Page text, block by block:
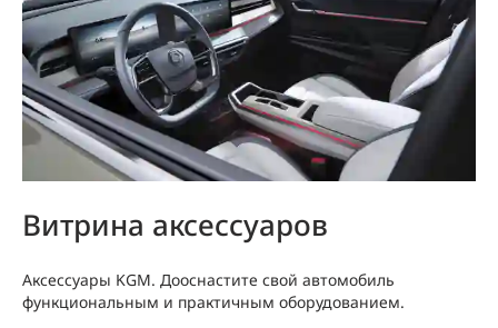
Витрина аксессуаров
Аксессуары KGM. Дооснастите свой автомобиль
функциональным и практичным оборудованием.